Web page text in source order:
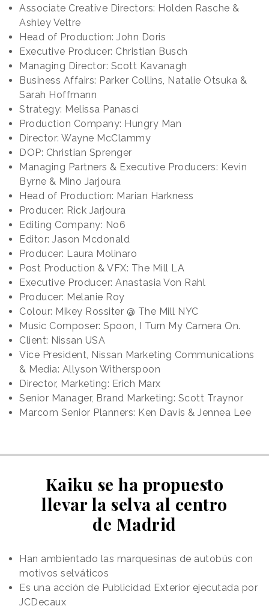
Associate Creative Directors: Holden Rasche &
Ashley Veltre
Head of Production: John Doris
Executive Producer: Christian Busch
Managing Director: Scott Kavanagh
Business Affairs: Parker Collins, Natalie Otsuka &
Sarah Hoffmann
Strategy: Melissa Panasci
Production Company: Hungry Man
Director: Wayne McClammy
DOP: Christian Sprenger
Managing Partners & Executive Producers: Kevin
Byrne & Mino Jarjoura
Head of Production: Marian Harkness
Producer: Rick Jarjoura
Editing Company: No6
Editor: Jason Mcdonald
Producer: Laura Molinaro
Post Production & VFX: The Mill LA
Executive Producer: Anastasia Von Rahl
Producer: Melanie Roy
Colour: Mikey Rossiter @ The Mill NYC
Music Composer: Spoon, I Turn My Camera On.
Client: Nissan USA
Vice President, Nissan Marketing Communications
& Media: Allyson Witherspoon
Director, Marketing: Erich Marx
Senior Manager, Brand Marketing: Scott Traynor
Marcom Senior Planners: Ken Davis & Jennea Lee
Kaiku se ha propuesto
llevar la selva al centro
de Madrid
Han ambientado las marquesinas de autobús con
motivos selváticos
Es una acción de Publicidad Exterior ejecutada por
JCDecaux